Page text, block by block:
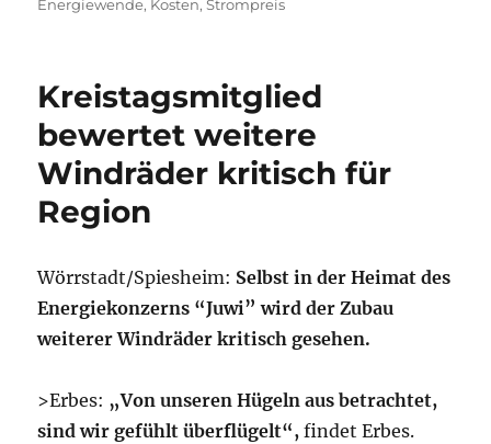
Energiewende, Kosten,Strompreis
Kreistagsmitglied
bewertet weitere
Windräder kritisch für
Region
Wörrstadt/Spiesheim: Selbst in der Heimat des
Energiekonzerns “Juwi” wird der Zubau
weiterer Windräder kritisch gesehen.
>Erbes: „Von unseren Hügeln aus betrachtet,
sind wir gefühlt überflügelt“,findet Erbes.